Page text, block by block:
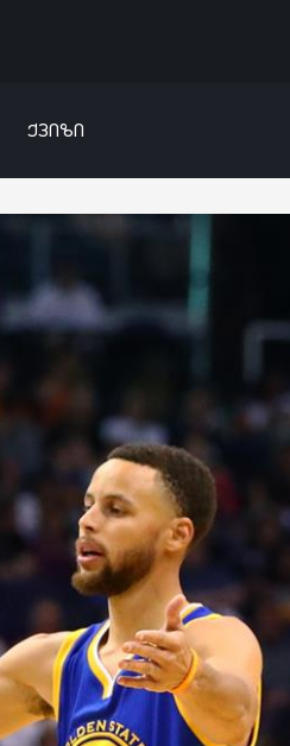
ქვიზი